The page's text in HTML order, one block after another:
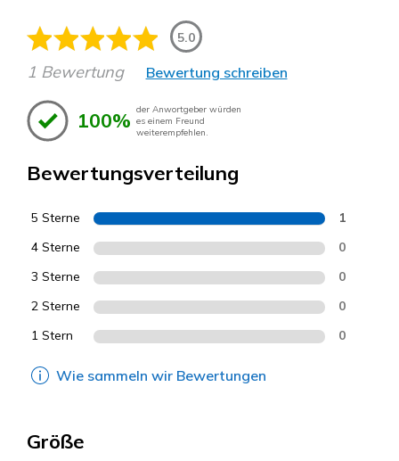
5.0
1 Bewertung Bewertung schreiben
100% der Anwortgeber würden
es einem Freund
weiterempfehlen.
Bewertungsverteilung
5 Sterne 1
4 Sterne 0
3 Sterne 0
2 Sterne 0
1 Stern 0
Wie sammeln wir Bewertungen
Größe